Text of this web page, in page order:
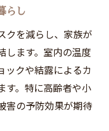
らし
クを減らし、家族が
します。室内の温度
ックや結露によるカ
す。特に高齢者や小
害の予防効果が期待